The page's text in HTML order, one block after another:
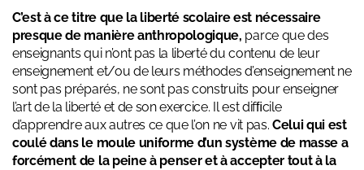
C’est à ce titre que la liberté scolaire est nécessaire
presque de manière anthropologique, parce que des
enseignants qui n’ont pas la liberté du contenu de leur
enseignement et/ou de leurs méthodes d’enseignement ne
sont pas préparés, ne sont pas construits pour enseigner
l’art de la liberté et de son exercice. Il est difﬁcile
d’apprendre aux autres ce que l’on ne vit pas. Celui qui est
coulé dans le moule uniforme d’un système de masse a
forcément de la peine à penser et à accepter tout à la